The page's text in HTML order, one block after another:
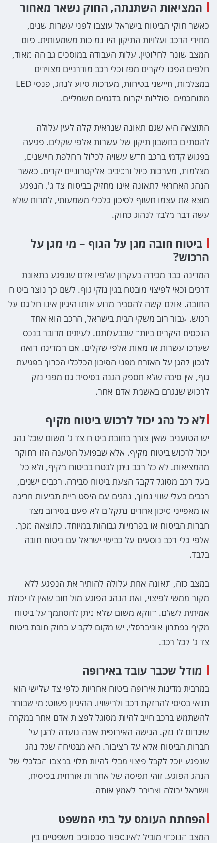
המציאות השתנתה, החוק נשאר מאחור
כאשר חוקי הביטוח בישראל עוצבו לפני עשרות שנים,
מחירי הרכב ועלויות התיקון היו נמוכות משמעותית. כיום
המצב שונה לחלוטין. עלות העבודה במוסכים גבוהה מאוד,
חלפים הפכו ליקרים מפז וכלי רכב מודרניים מצוידים
במצלמות, חיישני בטיחות, מערכות סיוע לנהג, פנסי LED
מתוחכמים וסוללות יקרות בדגמים חשמליים.
התוצאה היא שגם תאונה שנראית קלה לעין עלולה
להסתיים בחשבון תיקון של עשרות אלפי שקלים. פגיעה
בפגוש קדמי ברכב חדש עשויה לכלול החלפת חיישנים,
מצלמות, מערכות כיול ורכיבים אלקטרוניים יקרים. כאשר
הנהג האחראי לתאונה אינו מחזיק בביטוח צד ג', הנפגע
מוצא את עצמו חשוף לסיכון כלכלי משמעותי, למרות שלא
עשה דבר מלבד לנהוג כחוק.
ביטוח חובה מגן על הגוף – מי מגן על
הרכוש?
המדינה כבר מכירה בעקרון שלפיו אדם שנפגע בתאונת
דרכים זכאי לפיצוי מובטח בגין נזקי גוף. לשם כך נוצר ביטוח
החובה. אולם קשה להסביר מדוע אותו היגיון אינו חל גם על
רכוש. עבור רוב משקי הבית בישראל, הרכב הוא אחד
הנכסים היקרים ביותר שבבעלותם. לעיתים מדובר בנכס
שערכו עשרות או מאות אלפי שקלים. אם המדינה רואה
לנכון להגן על האזרח מפני הסיכון הכלכלי הכרוך בפגיעת
גוף, אין סיבה שלא תספק הגנה בסיסית גם מפני נזק
לרכוש שנגרם באשמת אדם אחר.
לא כל נהג יכול לרכוש ביטוח מקיף
יש הטוענים שאין צורך בחובת ביטוח צד ג' משום שכל נהג
יכול לרכוש ביטוח מקיף. אלא שבפועל הטענה הזו רחוקה
מהמציאות. לא כל רכב ניתן לבטח בביטוח מקיף, ולא כל
בעל רכב מסוגל לקבל הצעת ביטוח סבירה. רכבים ישנים,
רכבים בעלי שווי נמוך, נהגים עם היסטוריית תביעות חריגה
או מאפייני סיכון אחרים נתקלים לא פעם בסירוב מצד
חברות הביטוח או בפרמיות גבוהות במיוחד. כתוצאה מכך,
אלפי כלי רכב נוסעים על כבישי ישראל עם ביטוח חובה
בלבד.
במצב כזה, תאונה אחת עלולה להותיר את הנפגע ללא
מקור ממשי לפיצוי, ואת הנהג הפוגע מול חוב שאין לו יכולת
אמיתית לשלם. דווקא משום שלא ניתן להסתמך על ביטוח
מקיף כפתרון אוניברסלי, יש מקום לקבוע בחוק חובת ביטוח
צד ג' לכל רכב.
מודל שכבר עובד באירופה
במרבית מדינות אירופה ביטוח אחריות כלפי צד שלישי הוא
תנאי בסיסי להחזקת רכב ולרישויו. ההיגיון פשוט: מי שבוחר
להשתמש ברכב חייב להיות מסוגל לפצות אדם אחר במקרה
שיגרום לו נזק. הגישה האירופית אינה נועדה להגן על
חברות הביטוח אלא על הציבור. היא מבטיחה שכל נהג
שנפגע יוכל לקבל פיצוי מבלי להיות תלוי במצבו הכלכלי של
הנהג הפוגע. זוהי תפיסה של אחריות אזרחית בסיסית,
וישראל יכולה וצריכה לאמץ אותה.
הפחתת העומס על בתי המשפט
המצב הנוכחי מוביל לאינספור סכסוכים משפטיים בין